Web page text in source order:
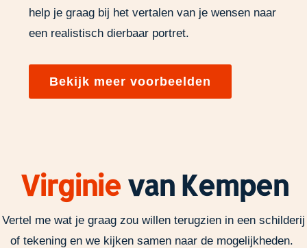
help je graag bij het vertalen van je wensen naar
een realistisch dierbaar portret.
Bekijk meer voorbeelden
Virginie van Kempen
Vertel me wat je graag zou willen terugzien in een schilderij
of tekening en we kijken samen naar de mogelijkheden.